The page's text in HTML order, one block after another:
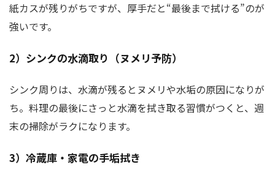
紙カスが残りがちですが、厚手だと“最後まで拭ける”のが
強いです。
2）シンクの水滴取り（ヌメリ予防）
シンク周りは、水滴が残るとヌメリや水垢の原因になりが
ち。料理の最後にさっと水滴を拭き取る習慣がつくと、週
末の掃除がラクになります。
3）冷蔵庫・家電の手垢拭き